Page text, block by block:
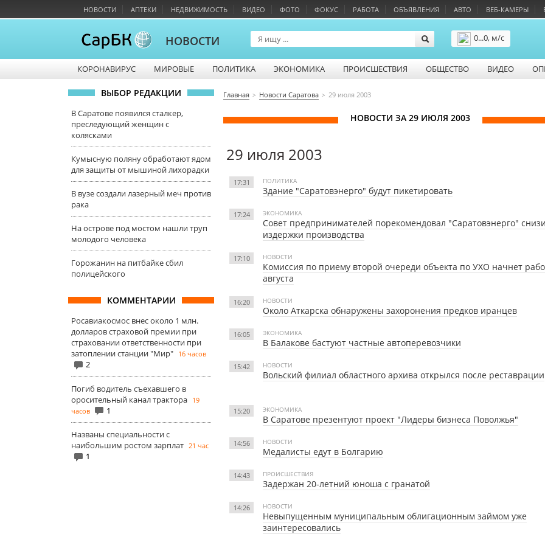
НОВОСТИ АПТЕКИ НЕДВИЖИМОСТЬ ВИДЕО ФОТО ФОКУС РАБОТА ОБЪЯВЛЕНИЯ АВТО ВЕБ-КАМЕРЫ
НОВОСТИ
0...0, м/с
КОРОНАВИРУС МИРОВЫЕ ПОЛИТИКА ЭКОНОМИКА ПРОИСШЕСТВИЯ ОБЩЕСТВО ВИДЕО
ВЫБОР РЕДАКЦИИ
В Саратове появился сталкер,
преследующий женщин с
колясками
Кумысную поляну обработают ядом
для защиты от мышиной лихорадки
В вузе создали лазерный меч против
рака
На острове под мостом нашли труп
молодого человека
Горожанин на питбайке сбил
полицейского
КОММЕНТАРИИ
Росавиакосмос внес около 1 млн.
долларов страховой премии при
страховании ответственности при
затоплении станции "Мир" 16 часов
2
Погиб водитель съехавшего в
оросительный канал трактора 19
часов
1
Названы специальности с
наибольшим ростом зарплат 21 час
1
Главная Новости Саратова 29 июля 2003
НОВОСТИ ЗА 29 ИЮЛЯ 2003
29 июля 2003
17:31 ПОЛИТИКА
Здание "Саратовэнерго" будут пикетировать
17:24 ЭКОНОМИКА
Совет предпринимателей порекомендовал "Саратовэнерго"
издержки производства
17:10 НОВОСТИ
Комиссия по приему второй очереди объекта по УХО начнет
августа
16:20 НОВОСТИ
Около Аткарска обнаружены захоронения предков иранцев
16:05 ЭКОНОМИКА
В Балакове бастуют частные автоперевозчики
15:42 НОВОСТИ
Вольский филиал областного архива открылся после реставрации
15:20 ЭКОНОМИКА
В Саратове презентуют проект "Лидеры бизнеса Поволжья"
14:56 НОВОСТИ
Медалисты едут в Болгарию
14:43 ПРОИСШЕСТВИЯ
Задержан 20-летний юноша с гранатой
14:26 НОВОСТИ
Невыпущенным муниципальным облигационным займом уже
заинтересовались